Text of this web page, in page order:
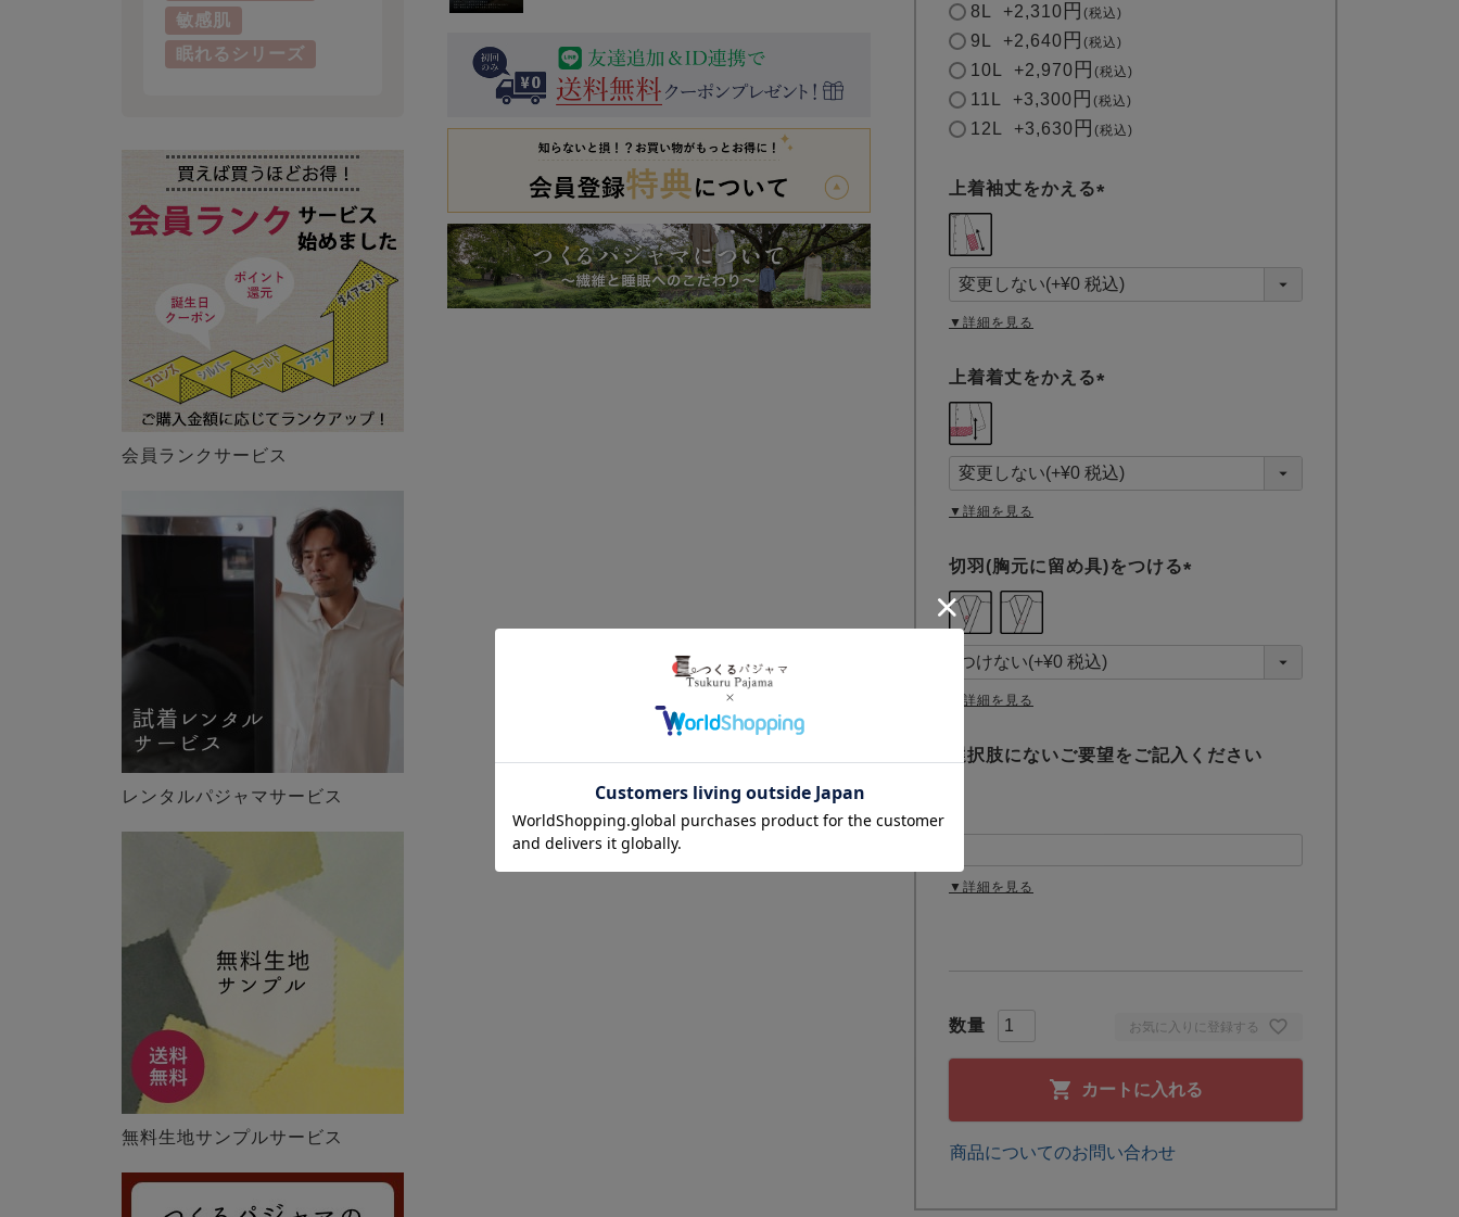
敏感肌
眠れるシリーズ
会員ランクサービス
レンタルパジャマサービス
無料生地サンプルサービス
お気に入りに登録する
カートに入れる
8L +2,310 税込
9L +2,640 税込
10L +2,970 税込
11L +3,300 税込
12L +3,630 税込
上着袖丈をかえる
須
)
▼詳細を見る
上着着丈をかえる
須
)
▼詳細を見る
切羽(胸元に留め具)をつける
須
)
▼詳細を見る
選択肢にないご要望をご記入ください
▼詳細を見る
商品についてのお問い合わせ